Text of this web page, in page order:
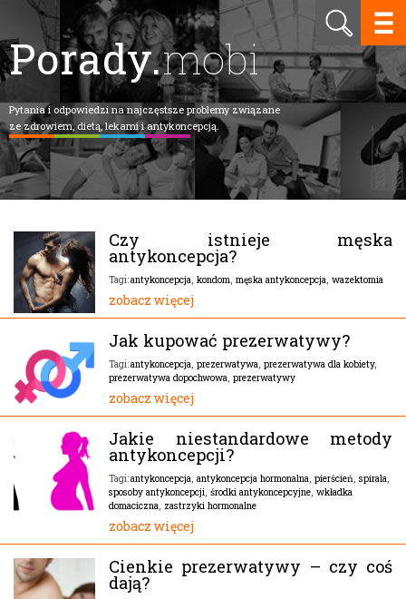
Porady.mobi
Pytania i odpowiedzi na najczęstsze problemy związane
ze zdrowiem, dietą, lekami i antykoncepcją.
Czy istnieje męska
antykoncepcja?
Tagi:antykoncepcja, kondom, męska antykoncepcja, wazektomia
zobacz więcej
Jak kupować prezerwatywy?
Tagi:antykoncepcja, prezerwatywa, prezerwatywa dla kobiety,
prezerwatywa dopochwowa, prezerwatywy
zobacz więcej
Jakie niestandardowe metody
antykoncepcji?
Tagi:antykoncepcja, antykoncepcja hormonalna, pierścień, spirala,
sposoby antykoncepcji, środki antykoncepcyjne, wkładka
domaciczna, zastrzyki hormonalne
zobacz więcej
Cienkie prezerwatywy – czy coś
dają?